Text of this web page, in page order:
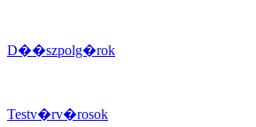
D��szpolg�rok
Testv�rv�rosok